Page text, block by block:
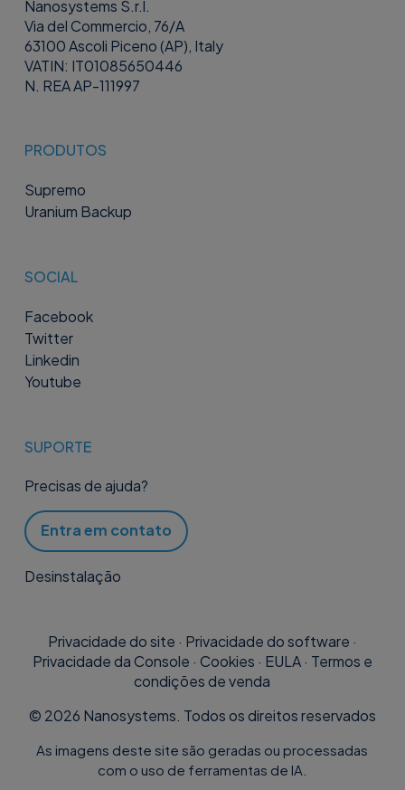
Nanosystems S.r.l.
Via del Commercio, 76/A
63100 Ascoli Piceno (AP), Italy
VATIN: IT01085650446
N. REA AP-111997
PRODUTOS
Supremo
Uranium Backup
SOCIAL
Facebook
Twitter
Linkedin
Youtube
SUPORTE
Precisas de ajuda?
Entra em contato
Desinstalação
Privacidade do site · Privacidade do software ·
Privacidade da Console · Cookies · EULA· Termos e
condições de venda
© 2026 Nanosystems. Todos os direitos reservados
As imagens deste site são geradas ou processadas
com o uso de ferramentas de IA.